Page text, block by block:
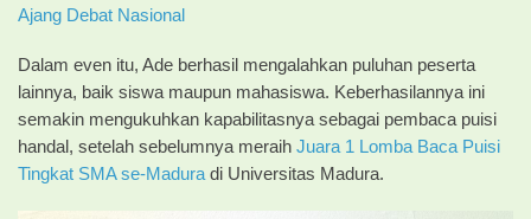
Ajang Debat Nasional
Dalam even itu, Ade berhasil mengalahkan puluhan peserta
lainnya, baik siswa maupun mahasiswa. Keberhasilannya ini
semakin mengukuhkan kapabilitasnya sebagai pembaca puisi
handal, setelah sebelumnya meraih Juara 1 Lomba Baca Puisi
Tingkat SMA se-Madura di Universitas Madura.